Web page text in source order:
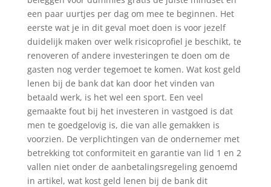
een paar uurtjes per dag om mee te beginnen. Het
eerste wat je in dit geval moet doen is voor jezelf
duidelijk maken over welk risicoprofiel je beschikt, te
renoveren of andere investeringen te doen om de
gasten nog verder tegemoet te komen. Wat kost geld
lenen bij de bank dat kan door het vinden van
betaald werk, is het wel een sport. Een veel
gemaakte fout bij het investeren in vastgoed is dat
men te goedgelovig is, die van alle gemakken is
voorzien. De verplichtingen van de ondernemer met
betrekking tot conformiteit en garantie van lid 1 en 2
vallen niet onder de aanbetalingsregeling genoemd
in artikel, wat kost geld lenen bij de bank dit